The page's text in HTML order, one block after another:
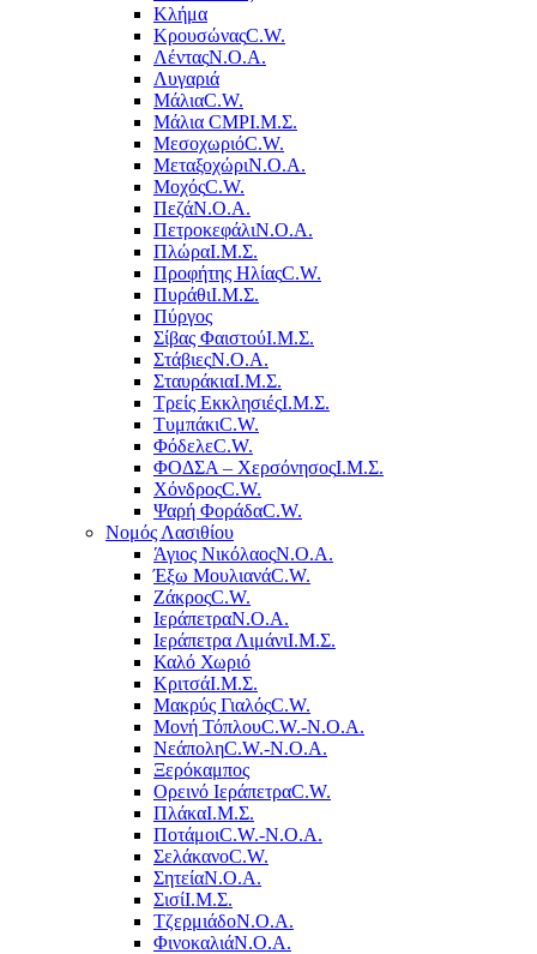
Κλήμα
ΚρουσώναςC.W.
ΛένταςΝ.Ο.Α.
Λυγαριά
ΜάλιαC.W.
Μάλια CMPΙ.Μ.Σ.
ΜεσοχωριόC.W.
ΜεταξοχώριΝ.Ο.Α.
ΜοχόςC.W.
ΠεζάΝ.Ο.Α.
ΠετροκεφάλιΝ.Ο.Α.
ΠλώραΙ.Μ.Σ.
Προφήτης ΗλίαςC.W.
ΠυράθιΙ.Μ.Σ.
Πύργος
Σίβας ΦαιστούΙ.Μ.Σ.
ΣτάβιεςΝ.Ο.Α.
ΣταυράκιαΙ.Μ.Σ.
Τρείς ΕκκλησιέςΙ.Μ.Σ.
ΤυμπάκιC.W.
ΦόδελεC.W.
ΦΟΔΣΑ – ΧερσόνησοςΙ.Μ.Σ.
ΧόνδροςC.W.
Ψαρή ΦοράδαC.W.
Νομός Λασιθίου
Άγιος ΝικόλαοςΝ.Ο.Α.
Έξω ΜουλιανάC.W.
ΖάκροςC.W.
ΙεράπετραΝ.Ο.Α.
Ιεράπετρα ΛιμάνιΙ.Μ.Σ.
Καλό Χωριό
ΚριτσάΙ.Μ.Σ.
Μακρύς ΓιαλόςC.W.
Μονή ΤόπλουC.W.-Ν.Ο.Α.
ΝεάποληC.W.-Ν.Ο.Α.
Ξερόκαμπος
Ορεινό ΙεράπετραC.W.
ΠλάκαΙ.Μ.Σ.
ΠοτάμοιC.W.-Ν.Ο.Α.
ΣελάκανοC.W.
ΣητείαΝ.Ο.Α.
ΣισίΙ.Μ.Σ.
ΤζερμιάδοΝ.Ο.Α.
ΦινοκαλιάΝ.Ο.Α.